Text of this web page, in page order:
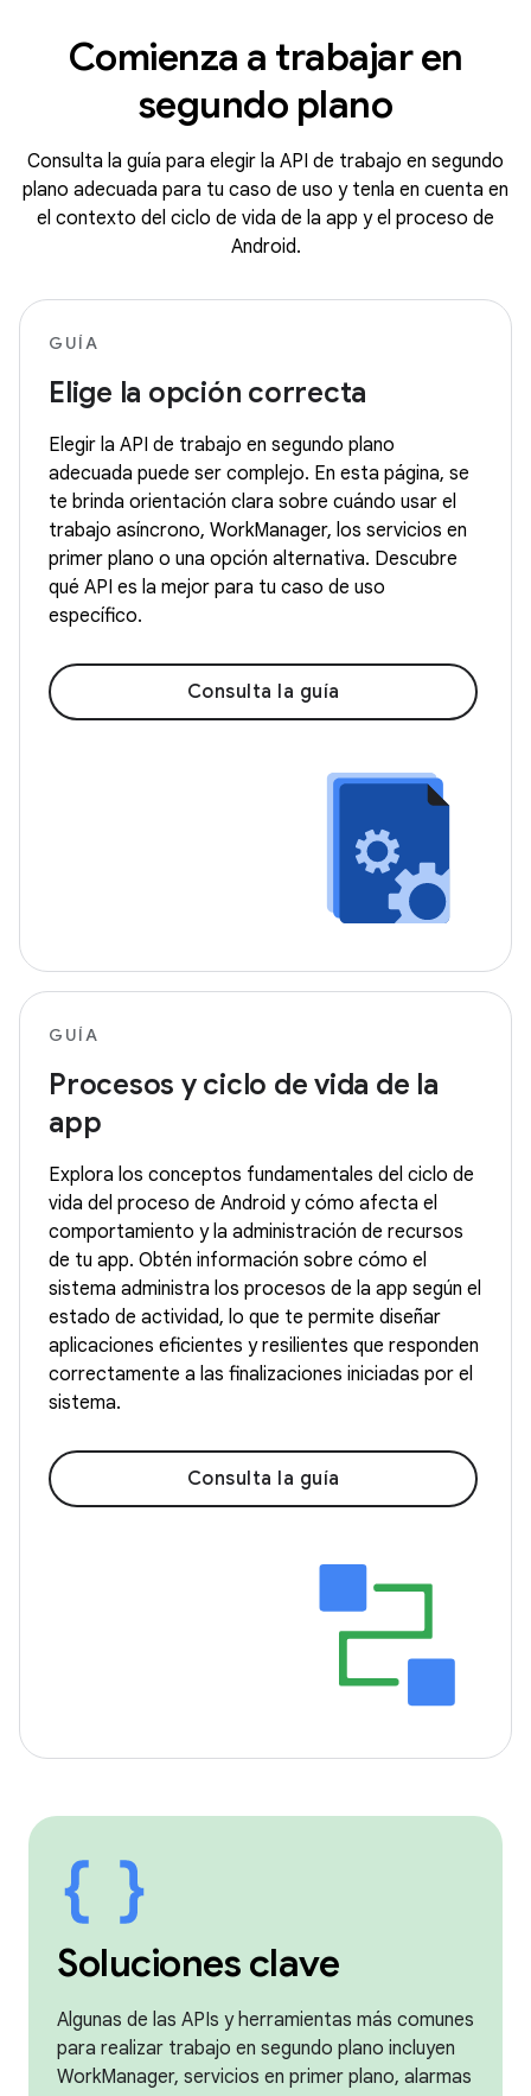
Comienza a trabajar en
segundo plano
Consulta la guía para elegir la API de trabajo en segundo
plano adecuada para tu caso de uso y tenla en cuenta en
el contexto del ciclo de vida de la app y el proceso de
Android.
GUÍA
Elige la opción correcta
Elegir la API de trabajo en segundo plano
adecuada puede ser complejo. En esta página, se
te brinda orientación clara sobre cuándo usar el
trabajo asíncrono, WorkManager, los servicios en
primer plano o una opción alternativa. Descubre
qué API es la mejor para tu caso de uso
específico.
Consulta la guía
GUÍA
Procesos y ciclo de vida de la
app
Explora los conceptos fundamentales del ciclo de
vida del proceso de Android y cómo afecta el
comportamiento y la administración de recursos
de tu app. Obtén información sobre cómo el
sistema administra los procesos de la app según el
estado de actividad, lo que te permite diseñar
aplicaciones eficientes y resilientes que responden
correctamente a las finalizaciones iniciadas por el
sistema.
Consulta la guía
Soluciones clave
Algunas de las APIs y herramientas más comunes
para realizar trabajo en segundo plano incluyen
WorkManager, servicios en primer plano, alarmas